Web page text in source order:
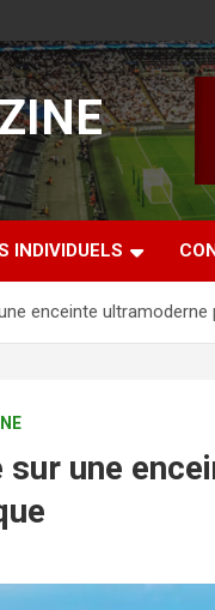
INDIVIDUELS
enceinte
une